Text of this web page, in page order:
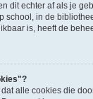
dit echter af als je
school, in de
is, heeft de
alle cookies die